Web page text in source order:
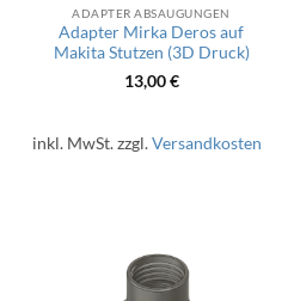
ADAPTER ABSAUGUNGEN
Adapter Mirka Deros auf
Makita Stutzen (3D Druck)
13,00€
inkl. MwSt.zzgl.Versandkosten